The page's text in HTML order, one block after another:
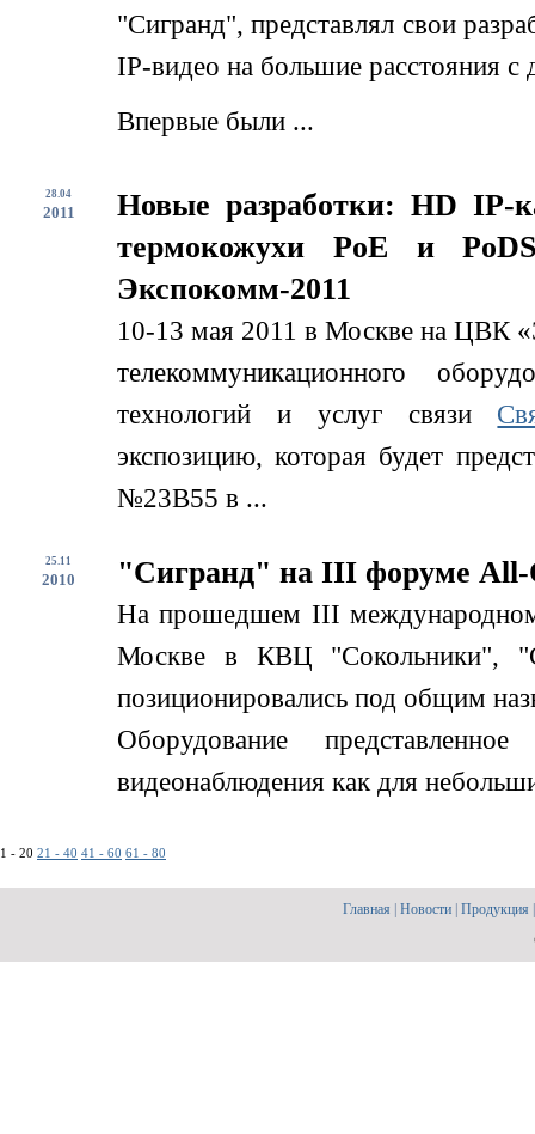
"Сигранд", представлял свои
IP-видео на большие расстояния
Впервые были ...
28.04
2011
Новые разработки: HD IP-
термокожухи PoE и
Экспокомм-2011
10-13 мая 2011 в Москве на ЦВК
телекоммуникационного
технологий и услуг связи
экспозицию, которая будет
№23B55 в ...
25.11
2010 "Сигранд" на III форуме All-
На прошедшем III
Москве в КВЦ "Сокольники",
позиционировались под общим
Оборудование
видеонаблюдения как для
1 - 20 21 - 40 41 - 60 61 - 80
Главная Новости Продукция